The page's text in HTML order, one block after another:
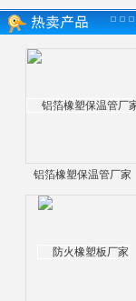
铝箔橡塑保温管厂家